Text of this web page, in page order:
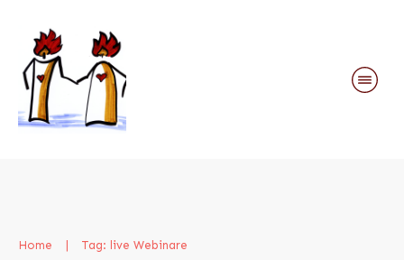
Home Tag: live Webinare